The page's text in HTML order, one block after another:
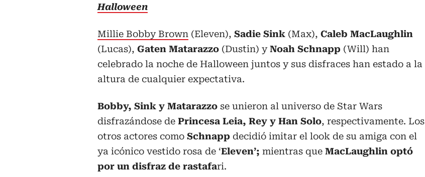
Halloween
Millie Bobby Brown (Eleven), Sadie Sink (Max), Caleb MacLaughlin
(Lucas), Gaten Matarazzo (Dustin) yNoah Schnapp (Will) han
celebrado la noche de Halloween juntos y sus disfraces han estado a la
altura de cualquier expectativa.
Bobby, Sink y Matarazzo se unieron al universo de Star Wars
disfrazándose de Princesa Leia, Rey y Han Solo, respectivamente. Los
otros actores como Schnapp decidió imitar el look de su amiga con el
ya icónico vestido rosa de ‘Eleven’; mientras que MacLaughlin optó
por un disfraz de rastafari.